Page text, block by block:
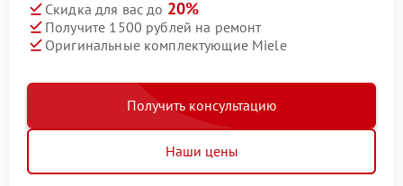
Скидка для вас до 20%
Получите 1500 рублей на ремонт
Оригинальные комплектующие Miele
Получить консультацию
Наши цены